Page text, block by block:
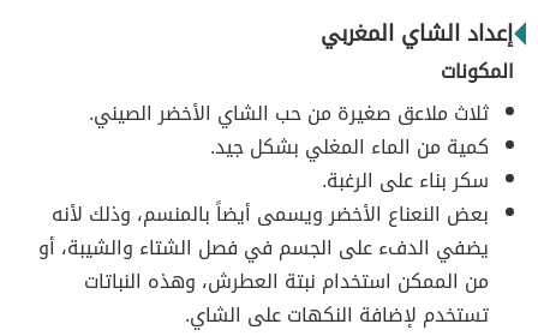
إعداد الشاي المغربي
المكونات
ثلاث ملاعق صغيرة من حب الشاي الأخضر الصيني.
كمية من الماء المغلي بشكل جيد.
سكر بناء على الرغبة.
بعض النعناع الأخضر ويسمى أيضاً بالمنسم، وذلك لأنه
يضفي الدفء على الجسم في فصل الشتاء والشيبة، أو
من الممكن استخدام نبتة العطرش، وهذه النباتات
تستخدم لإضافة النكهات على الشاي.